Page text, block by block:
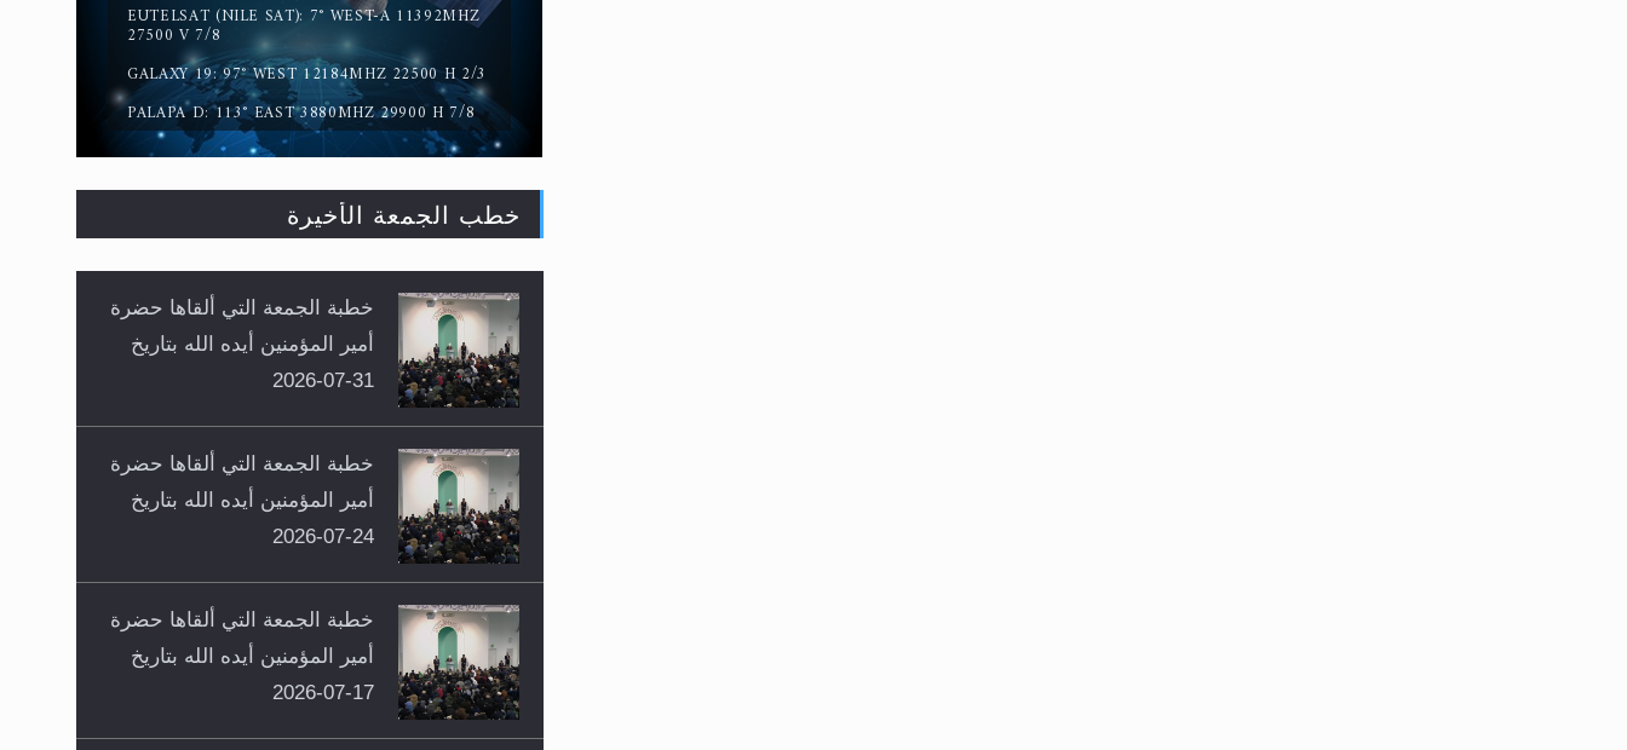
EUTELSAT (NILE SAT): 7° WEST-A 11392MHZ
27500 V 7/8
GALAXY 19: 97° WEST 12184MHZ 22500 H 2/3
PALAPA D: 113° EAST 3880MHZ 29900 H 7/8
خطب الجمعة الأخيرة
خطبة الجمعة التي ألقاها حضرة
أمير المؤمنين أيده الله بتاريخ
31-07-2026
خطبة الجمعة التي ألقاها حضرة
أمير المؤمنين أيده الله بتاريخ
24-07-2026
خطبة الجمعة التي ألقاها حضرة
أمير المؤمنين أيده الله بتاريخ
17-07-2026